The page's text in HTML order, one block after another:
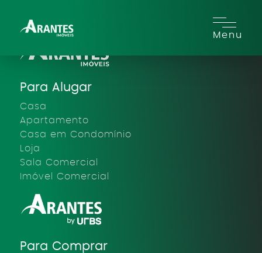
Menu
Para Alugar
Casa
Apartamento
Casa em Condomínio
Loja
Sala Comercial
Imóvel Comercial
Para Comprar